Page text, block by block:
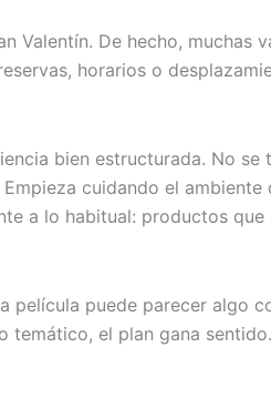
Valentín. De hecho, muchas
horarios o
bien estructurada. No se
cuidando el ambiente
a lo habitual: productos
película puede parecer algo
temático, el plan gana